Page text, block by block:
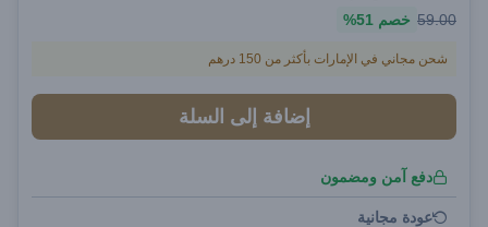
59.00 خصم 51%
شحن مجاني في الإمارات بأكثر من 150 درهم
إضافة إلى السلة
دفع آمن ومضمون
عودة مجانية